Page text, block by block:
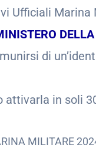
Ufficiali
di
attivarla in soli
MILITARE